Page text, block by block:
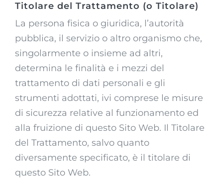
Titolare del Trattamento (o Titolare)
La persona fisica o giuridica, l’autorità
pubblica, il servizio o altro organismo che,
singolarmente o insieme ad altri,
determina le finalità e i mezzi del
trattamento di dati personali e gli
strumenti adottati, ivi comprese le misure
di sicurezza relative al funzionamento ed
alla fruizione di questo Sito Web. Il Titolare
del Trattamento, salvo quanto
diversamente specificato, è il titolare di
questo Sito Web.